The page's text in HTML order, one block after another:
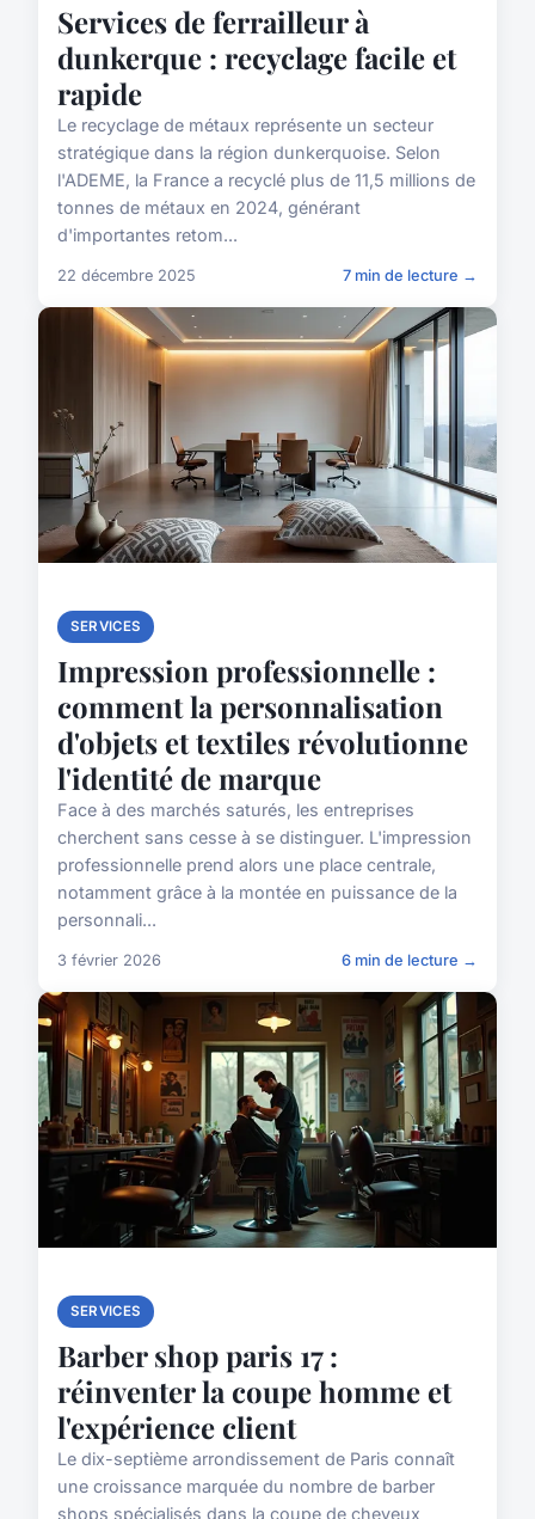
Services de ferrailleur à
dunkerque : recyclage facile et
rapide
Le recyclage de métaux représente un secteur
stratégique dans la région dunkerquoise. Selon
l'ADEME, la France a recyclé plus de 11,5 millions de
tonnes de métaux en 2024, générant
d'importantes retom...
22 décembre 2025 7 min de lecture →
SERVICES
Impression professionnelle :
comment la personnalisation
d'objets et textiles révolutionne
l'identité de marque
Face à des marchés saturés, les entreprises
cherchent sans cesse à se distinguer. L'impression
professionnelle prend alors une place centrale,
notamment grâce à la montée en puissance de la
personnali...
3 février 2026 6 min de lecture →
SERVICES
Barber shop paris 17 :
réinventer la coupe homme et
l'expérience client
Le dix-septième arrondissement de Paris connaît
une croissance marquée du nombre de barber
shops spécialisés dans la coupe de cheveux